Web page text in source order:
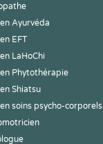
Ayurvéda
EFT
LaHoChi
Phytothérapie
Shiatsu
soins psycho-corporels